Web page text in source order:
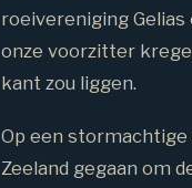
roeivereniging Gelias
onze voorzitter
kant zou liggen.
Op een stormachtige
Zeeland gegaan om